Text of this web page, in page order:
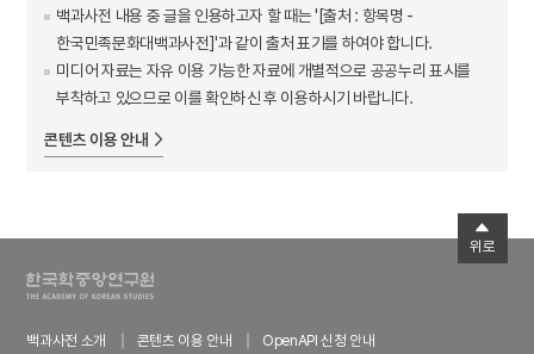
백과사전 내용 중 글을 인용하고자 할 때는 '[출처 : 항목명 -
한국민족문화대백과사전]'과 같이 출처 표기를 하여야 합니다.
미디어 자료는 자유 이용 가능한 자료에 개별적으로 공공누리 표시를
부착하고 있으므로 이를 확인하신 후 이용하시기 바랍니다.
콘텐츠 이용 안내
백과사전 소개 콘텐츠 이용 안내
OpenAPI 신청 안내
위로